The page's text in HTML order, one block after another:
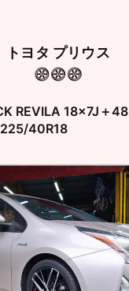
トヨタ プリウス
REVILA 18×7J＋48
225/40R18